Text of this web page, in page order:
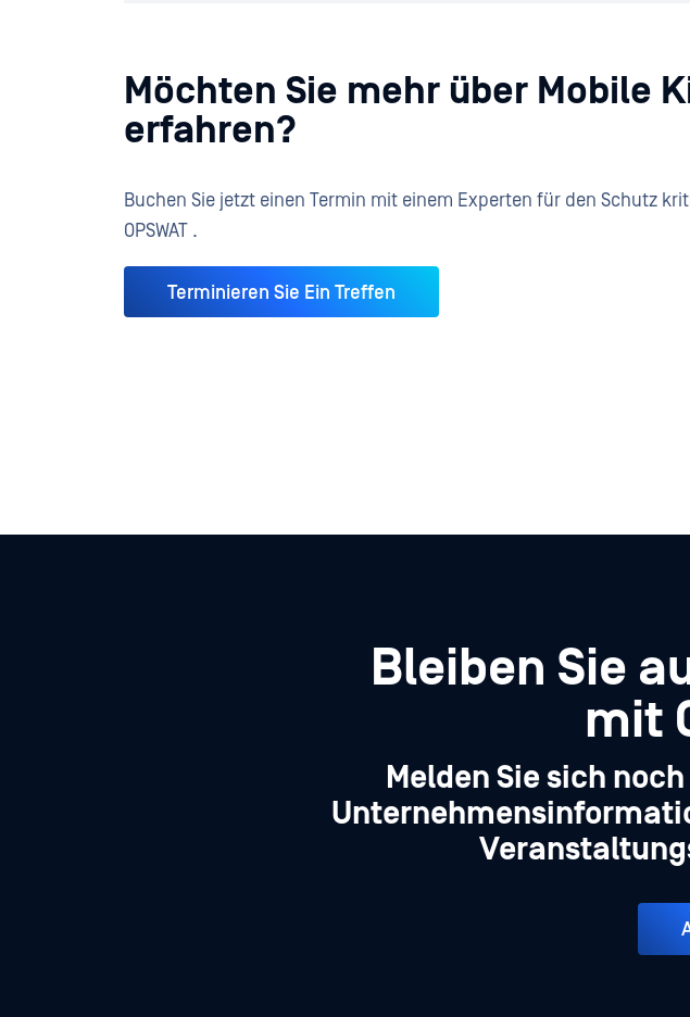
Möchten Sie mehr über Mobile
erfahren?
Buchen Sie jetzt einen Termin mit einem Experten für den Schutz
OPSWAT .
Terminieren Sie Ein Treffen
Bleiben Sie
mit
Melden Sie sich